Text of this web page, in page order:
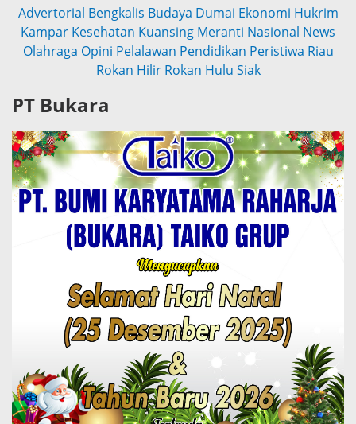
Advertorial Bengkalis Budaya Dumai Ekonomi Hukrim
Kampar Kesehatan Kuansing Meranti Nasional News
Olahraga Opini Pelalawan Pendidikan Peristiwa Riau
Rokan Hilir Rokan Hulu Siak
PT Bukara